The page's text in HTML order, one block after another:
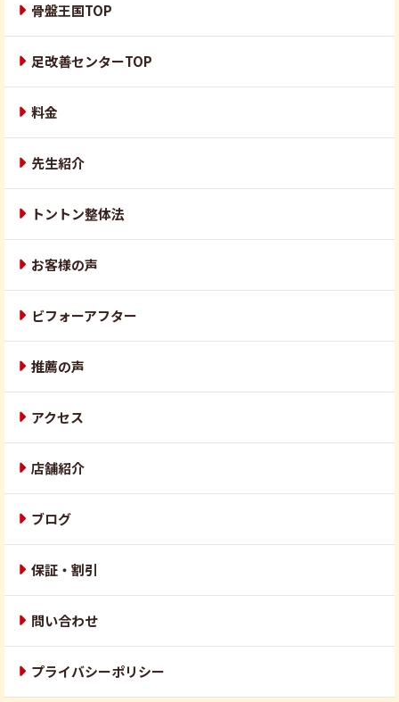
骨盤王国TOP
足改善センターTOP
料金
先生紹介
トントン整体法
お客様の声
ビフォーアフター
推薦の声
アクセス
店舗紹介
ブログ
保証・割引
問い合わせ
プライバシーポリシー